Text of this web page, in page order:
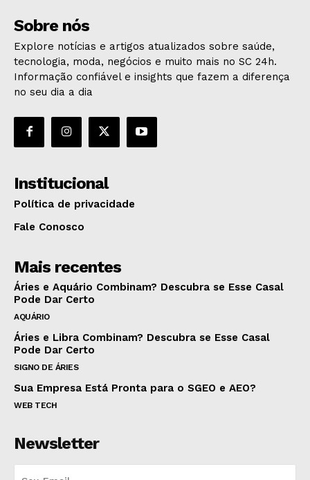
Sobre nós
Explore notícias e artigos atualizados sobre saúde,
tecnologia, moda, negócios e muito mais no SC 24h.
Informação confiável e insights que fazem a diferença
no seu dia a dia
Institucional
Política de privacidade
Fale Conosco
Mais recentes
Áries e Aquário Combinam? Descubra se Esse Casal
Pode Dar Certo
AQUÁRIO
Áries e Libra Combinam? Descubra se Esse Casal
Pode Dar Certo
SIGNO DE ÁRIES
Sua Empresa Está Pronta para o SGEO e AEO?
WEB TECH
Newsletter